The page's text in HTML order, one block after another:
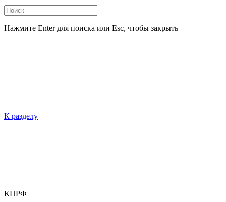
Нажмите Enter для поиска или Esc, чтобы закрыть
К разделу
КПРФ